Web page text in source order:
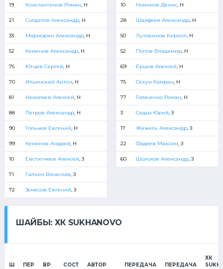
19 Константинов Роман, Н
21 Солдатов Александр, Н
33 Марморин Александр, Н
52 Кеменов Александр, Н
75 Ютцев Сергей, Н
70 Ильинский Антон, Н
81 Николаев Алексей, Н
88 Петров Александр, Н
90 Гольнев Евгений, Н
99 Кеменов Андрей, Н
10 Евстигнеев Алексей, З
71 Галкин Вячеслав, З
72 Земесов Евгений, З
10 Новиков Денис, Н
28 Шалфеев Александр, Н
50 Лутовинов Кирилл, Н
52 Попов Владимир, Н
69 Ершов Алексей, Н
75 Оскуи Камран, Н
77 Голяченко Роман, Н
3 Седых Юрий, З
17 Жежель Александр, З
22 Фадеев Максим, З
60 Шолохов Александр, З
ШАЙБЫ: ХК SUKHANOVO
Ш ПЕР ВР СОСТ АВТОР ПЕРЕДАЧА ПЕРЕДАЧА
ХК